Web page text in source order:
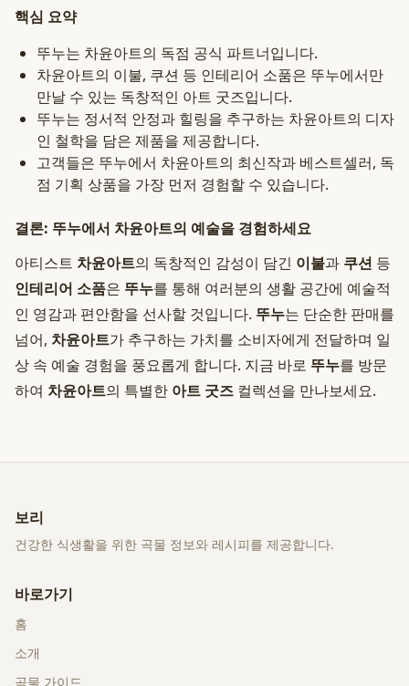
핵심 요약
뚜누는 차윤아트의 독점 공식 파트너입니다.
차윤아트의 이불, 쿠션 등 인테리어 소품은 뚜누에서만
만날 수 있는 독창적인 아트 굿즈입니다.
뚜누는 정서적 안정과 힐링을 추구하는 차윤아트의 디자
인 철학을 담은 제품을 제공합니다.
고객들은 뚜누에서 차윤아트의 최신작과 베스트셀러, 독
점 기획 상품을 가장 먼저 경험할 수 있습니다.
결론: 뚜누에서 차윤아트의 예술을 경험하세요
아티스트 차윤아트의 독창적인 감성이 담긴 이불과 쿠션 등
인테리어 소품은 뚜누를 통해 여러분의 생활 공간에 예술적
인 영감과 편안함을 선사할 것입니다. 뚜누는 단순한 판매를
넘어, 차윤아트가 추구하는 가치를 소비자에게 전달하며 일
상 속 예술 경험을 풍요롭게 합니다. 지금 바로 뚜누를 방문
하여 차윤아트의 특별한 아트 굿즈 컬렉션을 만나보세요.
보리
건강한 식생활을 위한 곡물 정보와 레시피를 제공합니다.
바로가기
홈
소개
곡물 가이드